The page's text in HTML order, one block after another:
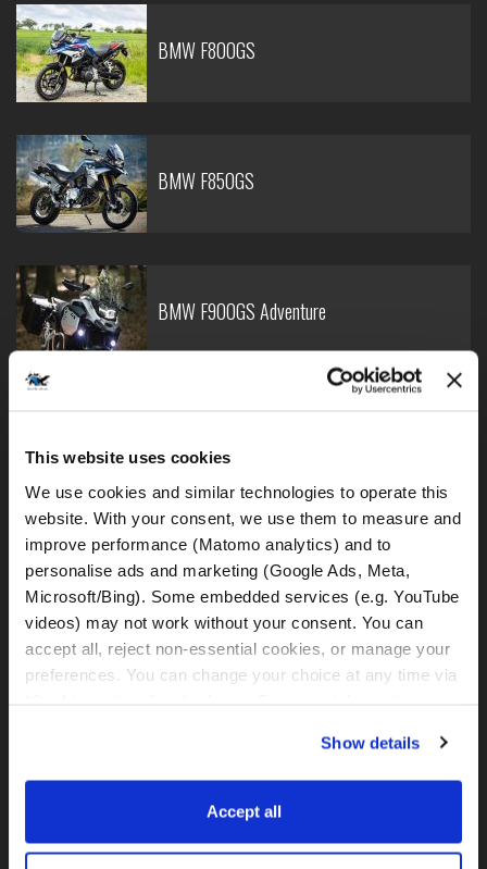
This website uses cookies
We use cookies and similar technologies to operate this
website. With your consent, we use them to measure and
improve performance (Matomo analytics) and to
personalise ads and marketing (Google Ads, Meta,
Microsoft/Bing). Some embedded services (e.g. YouTube
videos) may not work without your consent. You can
accept all, reject non-essential cookies, or manage your
preferences. You can change your choice at any time via
Show details
Accept all
BMW F800GS
BMW F850GS
BMW F900GS Adventure
BMW R1250GS